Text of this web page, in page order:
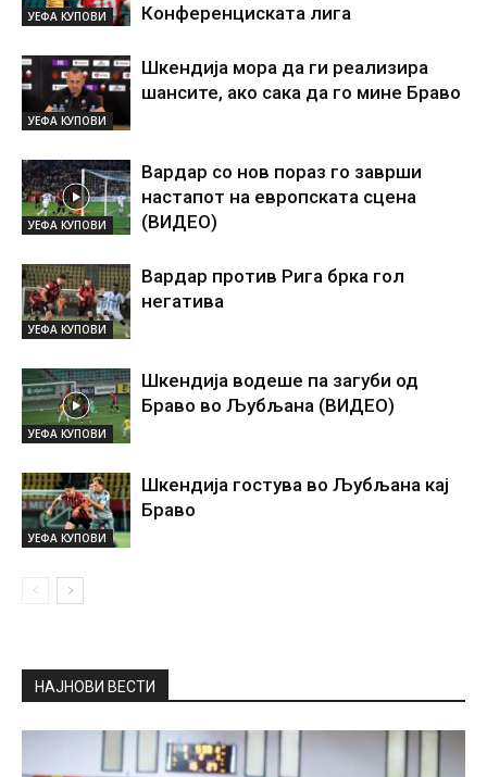
УЕФА КУПОВИ
Конференциската лига
УЕФА КУПОВИ
Шкендија мора да ги реализира
шансите, ако сака да го мине Браво
УЕФА КУПОВИ
Вардар со нов пораз го заврши
настапот на европската сцена
(ВИДЕО)
УЕФА КУПОВИ
Вардар против Рига брка гол
негатива
УЕФА КУПОВИ
Шкендија водеше па загуби од
Браво во Љубљана (ВИДЕО)
УЕФА КУПОВИ
Шкендија гостува во Љубљана кај
Браво
НАЈНОВИ ВЕСТИ